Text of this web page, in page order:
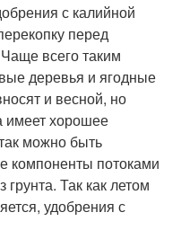
с калийной
перед
всего таким
деревья и ягодные
и весной, но
имеет хорошее
можно быть
компоненты потоками
Так как летом
удобрения с